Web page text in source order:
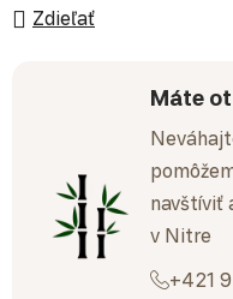
Zdieľať
Máte
navštíviť
v Nitre
+421